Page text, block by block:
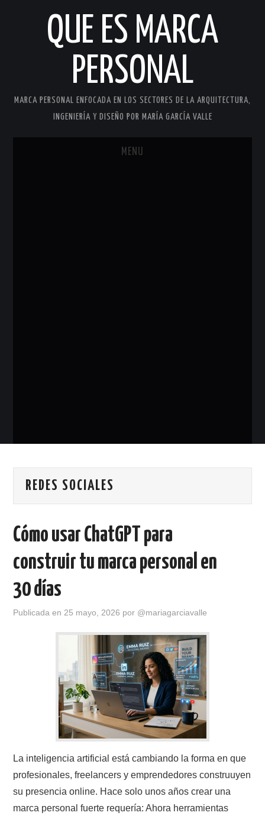
QUE ES MARCA
PERSONAL
MARCA PERSONAL ENFOCADA EN LOS SECTORES DE LA ARQUITECTURA,
INGENIERÍA Y DISEÑO POR MARÍA GARCÍA VALLE
MENU
REDES SOCIALES
Cómo usar ChatGPT para
construir tu marca personal en
30 días
Publicada en 25 mayo, 2026 por @mariagarciavalle
La inteligencia artificial está cambiando la forma en que
profesionales, freelancers y emprendedores construuyen
su presencia online. Hace solo unos años crear una
marca personal fuerte requería: Ahora herramientas